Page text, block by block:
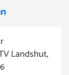
Landshut,